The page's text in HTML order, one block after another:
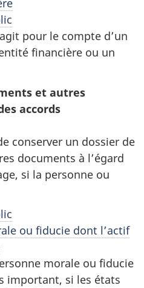
pour le compte d’un
financière ou un
et autres
accords
conserver un dossier de
documents à l’égard
si la personne ou
ou fiducie dont l’actif
morale ou fiducie
important, si les états